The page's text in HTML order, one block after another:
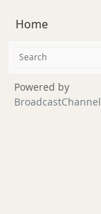
Home
Powered by
BroadcastChannel